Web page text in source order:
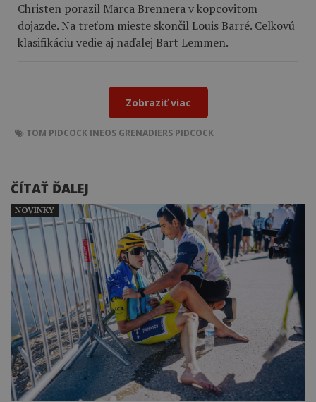
Christen porazil Marca Brennera v kopcovitom
dojazde. Na treťom mieste skončil Louis Barré. Celkovú
klasifikáciu vedie aj naďalej Bart Lemmen.
Zobraziť viac
TOM PIDCOCK INEOS GRENADIERS PIDCOCK
ČÍTAŤ ĎALEJ
NOVINKY